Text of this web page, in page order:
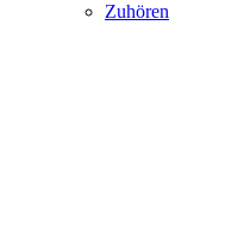
Zuhören